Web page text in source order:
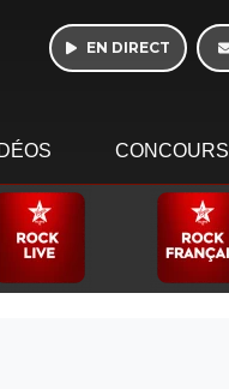
EN DIRECT
CONCOURS